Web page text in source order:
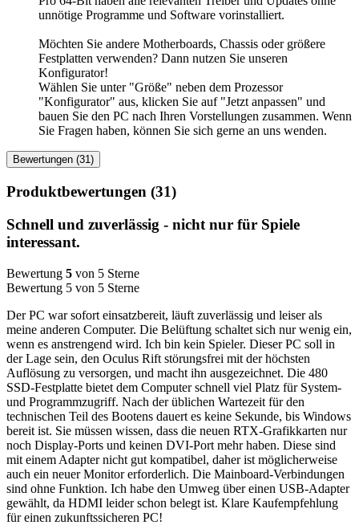
unnötige Programme und Software vorinstalliert.
Möchten Sie andere Motherboards, Chassis oder größere
Festplatten verwenden? Dann nutzen Sie unseren
Konfigurator!
Wählen Sie unter "Größe" neben dem Prozessor
"Konfigurator" aus, klicken Sie auf "Jetzt anpassen" und
bauen Sie den PC nach Ihren Vorstellungen zusammen. Wenn
Sie Fragen haben, können Sie sich gerne an uns wenden.
Bewertungen (31)
Produktbewertungen (31)
Schnell und zuverlässig - nicht nur für Spiele
interessant.
Bewertung 5 von 5 Sterne
Bewertung 5 von 5 Sterne
Der PC war sofort einsatzbereit, läuft zuverlässig und leiser als
meine anderen Computer. Die Belüftung schaltet sich nur wenig ein,
wenn es anstrengend wird. Ich bin kein Spieler. Dieser PC soll in
der Lage sein, den Oculus Rift störungsfrei mit der höchsten
Auflösung zu versorgen, und macht ihn ausgezeichnet. Die 480
SSD-Festplatte bietet dem Computer schnell viel Platz für System-
und Programmzugriff. Nach der üblichen Wartezeit für den
technischen Teil des Bootens dauert es keine Sekunde, bis Windows
bereit ist. Sie müssen wissen, dass die neuen RTX-Grafikkarten nur
noch Display-Ports und keinen DVI-Port mehr haben. Diese sind
mit einem Adapter nicht gut kompatibel, daher ist möglicherweise
auch ein neuer Monitor erforderlich. Die Mainboard-Verbindungen
sind ohne Funktion. Ich habe den Umweg über einen USB-Adapter
gewählt, da HDMI leider schon belegt ist. Klare Kaufempfehlung
für einen zukunftssicheren PC!